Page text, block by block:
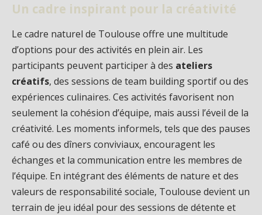
Un cadre inspirant pour la créativité
Le cadre naturel de Toulouse offre une multitude
d’options pour des activités en plein air. Les
participants peuvent participer à des ateliers
créatifs, des sessions de team building sportif ou des
expériences culinaires. Ces activités favorisent non
seulement la cohésion d’équipe, mais aussi l’éveil de la
créativité. Les moments informels, tels que des pauses
café ou des dîners conviviaux, encouragent les
échanges et la communication entre les membres de
l’équipe. En intégrant des éléments de nature et des
valeurs de responsabilité sociale, Toulouse devient un
terrain de jeu idéal pour des sessions de détente et